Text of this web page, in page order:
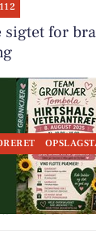
sigtet for
Høj
mulighed
ved